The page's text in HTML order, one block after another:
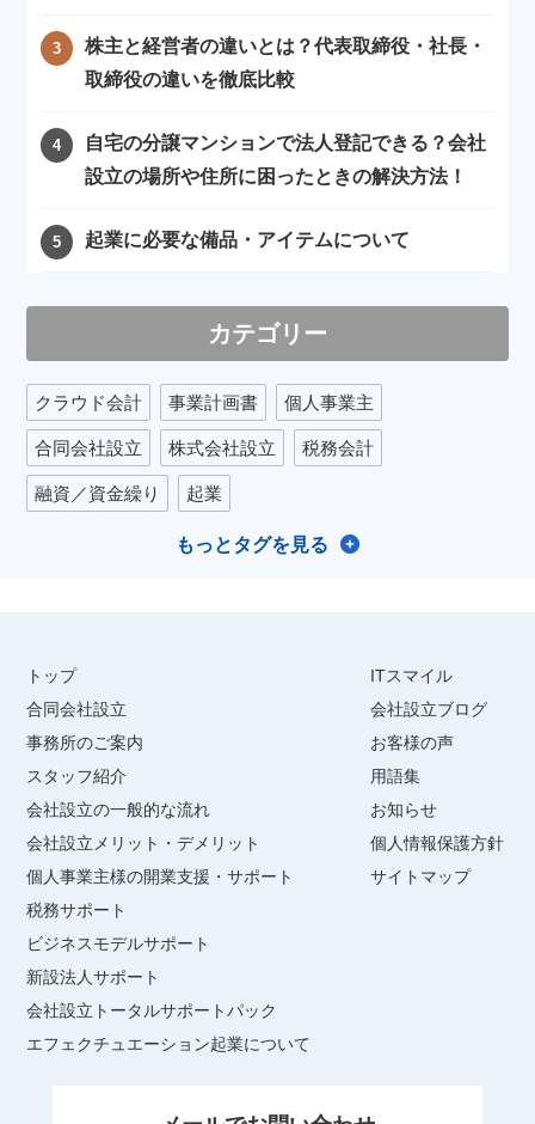
株主と経営者の違いとは？代表取締役・社長・
取締役の違いを徹底比較
自宅の分譲マンションで法人登記できる？会社
設立の場所や住所に困ったときの解決方法！
起業に必要な備品・アイテムについて
カテゴリー
クラウド会計 事業計画書 個人事業主
合同会社設立 株式会社設立 税務会計
融資／資金繰り 起業
もっとタグを見る
トップ
合同会社設立
事務所のご案内
スタッフ紹介
会社設立の一般的な流れ
会社設立メリット・デメリット
個人事業主様の開業支援・サポート
税務サポート
ビジネスモデルサポート
新設法人サポート
会社設立トータルサポートパック
エフェクチュエーション起業について
ITスマイル
会社設立ブログ
お客様の声
用語集
お知らせ
個人情報保護方針
サイトマップ